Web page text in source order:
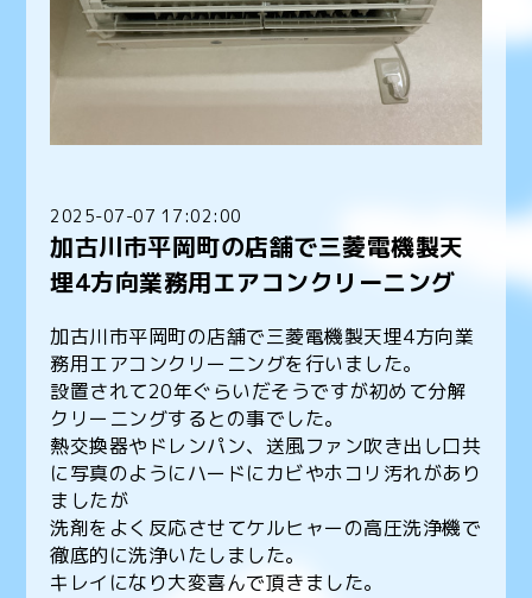
2025-07-07 17:02:00
加古川市平岡町の店舗で三菱電機製天
埋4方向業務用エアコンクリーニング
加古川市平岡町の店舗で三菱電機製天埋4方向業
務用エアコンクリーニングを行いました。
設置されて20年ぐらいだそうですが初めて分解
クリーニングするとの事でした。
熱交換器やドレンパン、送風ファン吹き出し口共
に写真のようにハードにカビやホコリ汚れがあり
ましたが
洗剤をよく反応させてケルヒャーの高圧洗浄機で
徹底的に洗浄いたしました。
キレイになり大変喜んで頂きました。